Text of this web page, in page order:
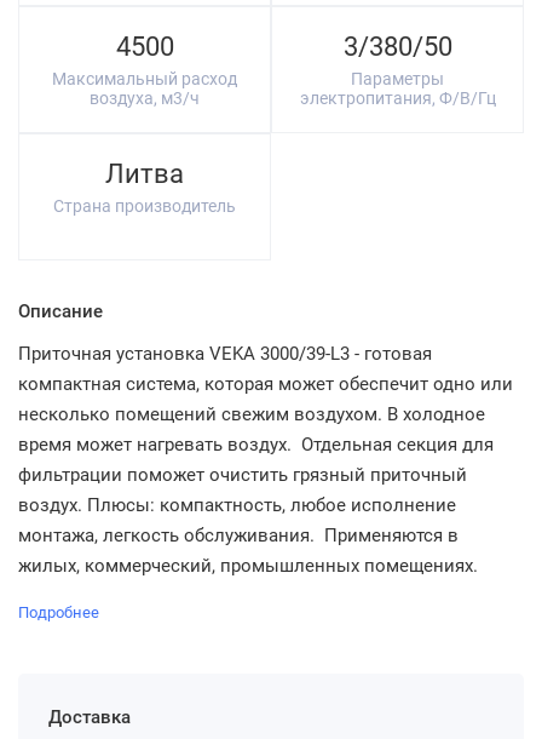
4500
Максимальный расход
воздуха, м3/ч
3/380/50
Параметры
электропитания, Ф/В/Гц
Литва
Страна производитель
Описание
Приточная установка VEKA 3000/39-L3 - готовая
компактная система, которая может обеспечит одно или
несколько помещений свежим воздухом. В холодное
время может нагревать воздух. Отдельная секция для
фильтрации поможет очистить грязный приточный
воздух. Плюсы: компактность, любое исполнение
монтажа, легкость обслуживания. Применяются в
жилых, коммерческий, промышленных помещениях.
Подробнее
Доставка